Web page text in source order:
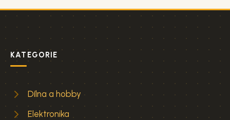
KATEGORIE
Dílna a hobby
Elektronika